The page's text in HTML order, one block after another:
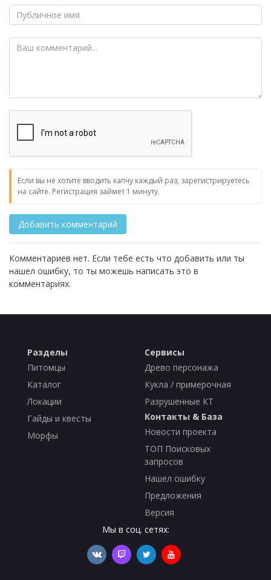
Если вы не хотите вводить капчу каждый раз, зарегистрируетесь
на сайте. Регистрация займет 1 минуту.
Комментариев нет. Если тебе есть что добавить или ты
нашел ошибку, то ты можешь написать это в
комментариях.
Разделы
Питомцы
Каталог
Локации
Гайды и квесты
Морфы
Сервисы
Древо персонажа
Кукла / примерочная
Разрушенные КТ
Контакты & База
Новости проекта
ТОП Поисковых
запросов
Нашел ошибку
Предложения
Версия
Мы в соц. сетях: